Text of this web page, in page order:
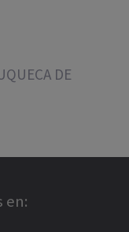
DE
en: